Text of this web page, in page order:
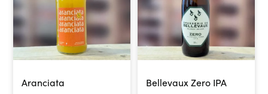
Aranciata Bellevaux Zero IPA